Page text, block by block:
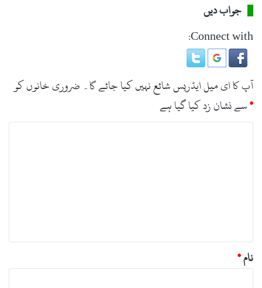
استقبال کیا۔
جواب دیں
Connect with:
آپ کا ای میل ایڈریس شائع نہیں کیا جائے گا۔ ضروری خانوں کو
*سے نشان زد کیا گیا ہے
نام*